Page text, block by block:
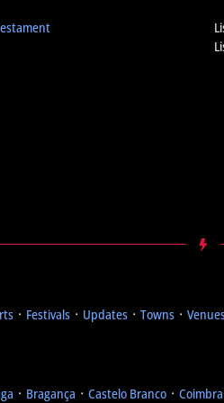
᛫ Festivals ᛫ Updates ᛫ Towns ᛫
᛫ Bragança ᛫ Castelo Branco ᛫ Coimbra